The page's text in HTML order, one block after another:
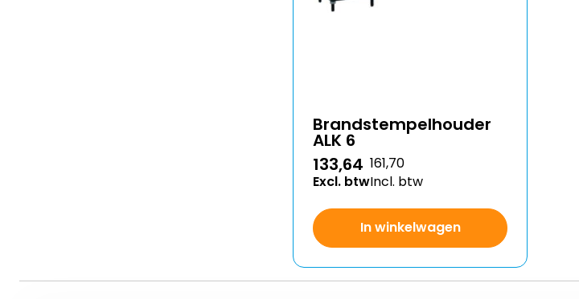
Brandstempelhouder
ALK 6
133,64
Excl. btw
161,70
Incl. btw
In winkelwagen